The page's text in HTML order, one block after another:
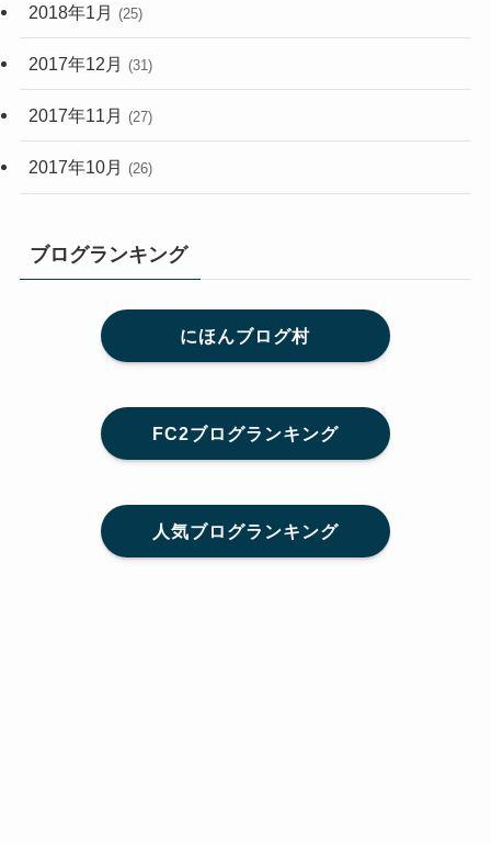
2018年1月 (25)
2017年12月 (31)
2017年11月 (27)
2017年10月 (26)
ブログランキング
にほんブログ村
FC2ブログランキング
人気ブログランキング